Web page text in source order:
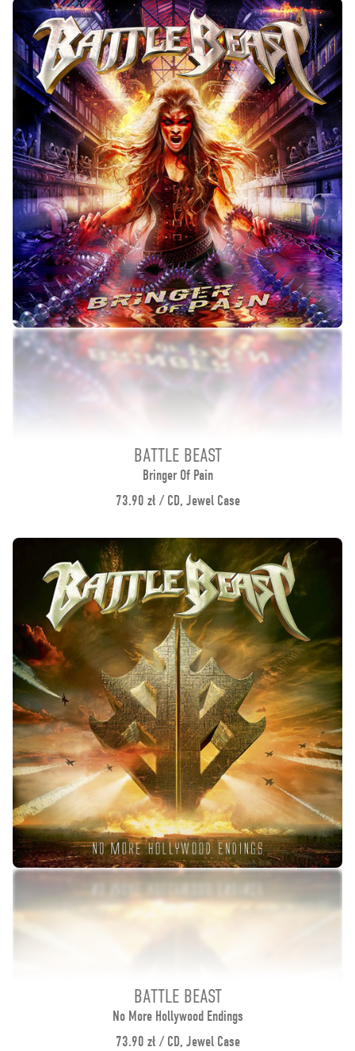
BATTLE BEAST
Bringer Of Pain
73.90 zł / CD, Jewel Case
BATTLE BEAST
No More Hollywood Endings
73.90 zł / CD, Jewel Case